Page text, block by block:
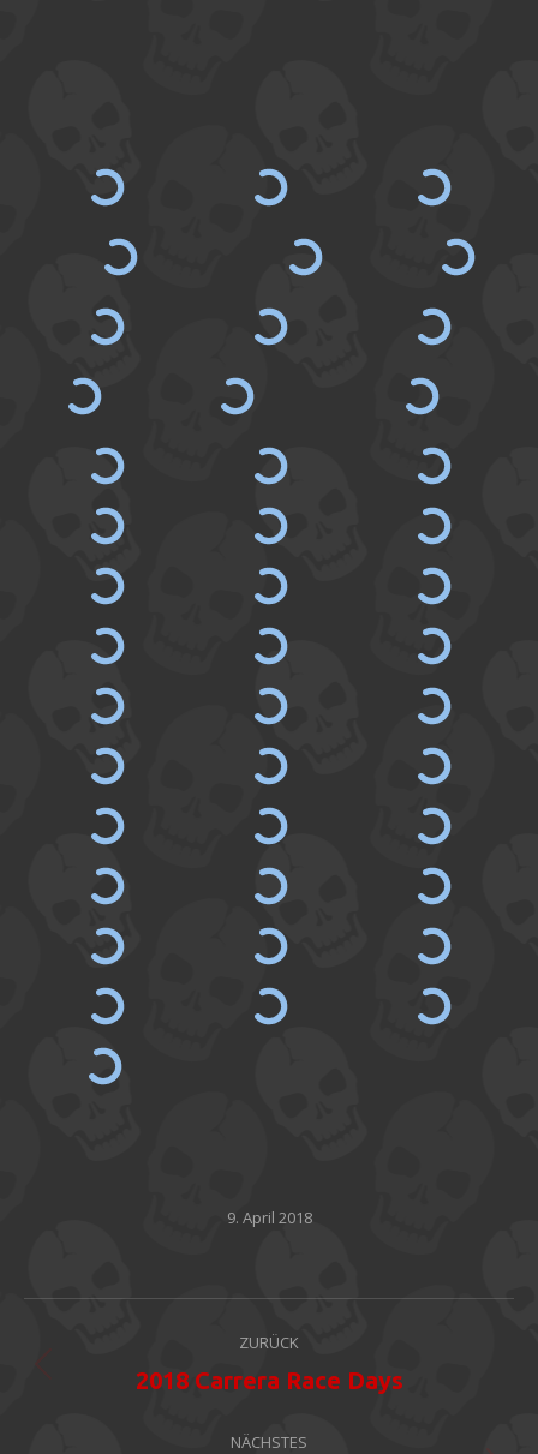
9. April 2018
Navigation
ZURÜCK
Vorheriges
2018 Carrera Race Days
NÄCHSTES